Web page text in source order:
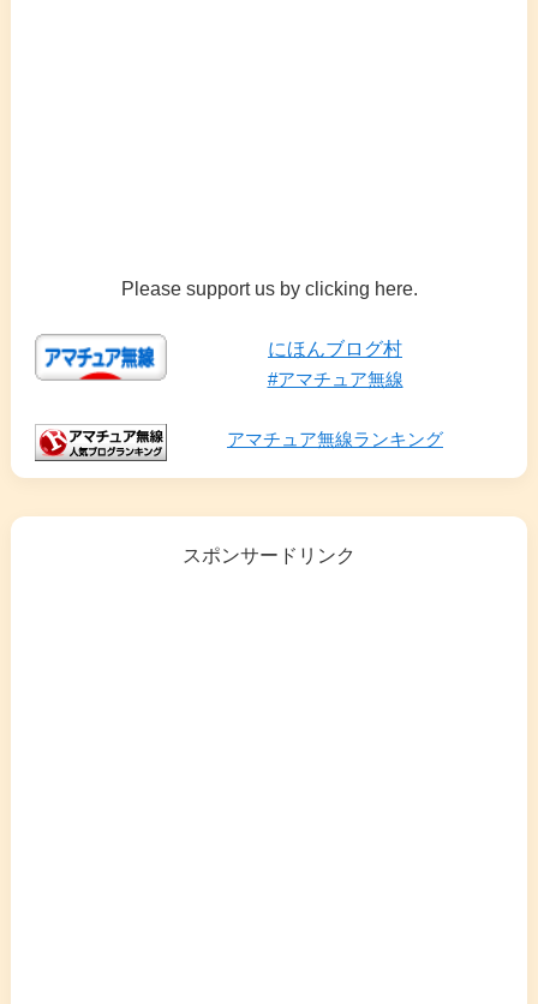
Please support us by clicking here.
にほんブログ村
#アマチュア無線
アマチュア無線ランキング
スポンサードリンク